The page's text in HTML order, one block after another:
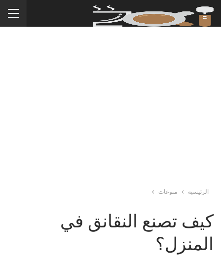
الرئيسية منوعات
كيف تصنع النقانق في
المنزل؟